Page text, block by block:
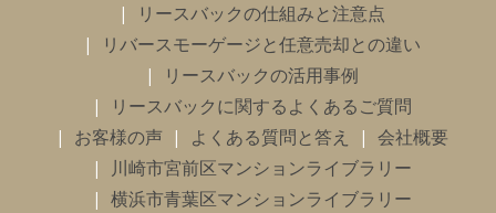
リースバックの仕組みと注意点
リバースモーゲージと任意売却との違い
リースバックの活用事例
リースバックに関するよくあるご質問
お客様の声
よくある質問と答え
会社概要
川崎市宮前区マンションライブラリー
横浜市青葉区マンションライブラリー